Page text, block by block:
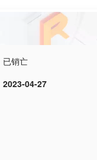
已销亡
2023-04-27